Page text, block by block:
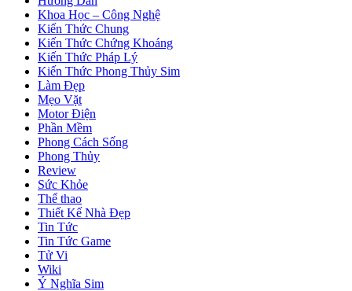
Khoa Học – Công Nghệ
Kiến Thức Chung
Kiến Thức Chứng Khoáng
Kiến Thức Pháp Lý
Kiến Thức Phong Thủy Sim
Làm Đẹp
Mẹo Vặt
Motor Điện
Phần Mềm
Phong Cách Sống
Phong Thủy
Review
Sức Khỏe
Thể thao
Thiết Kế Nhà Đẹp
Tin Tức
Tin Tức Game
Tử Vi
Wiki
Ý Nghĩa Sim